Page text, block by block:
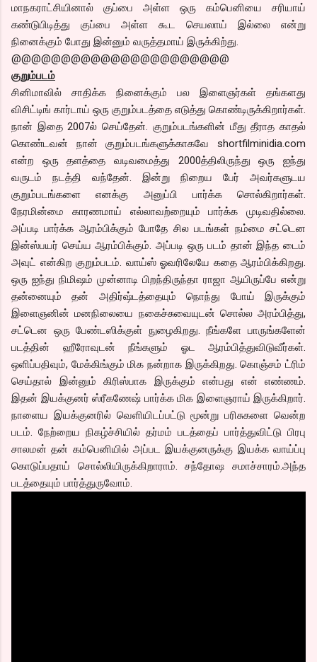
மாநகராட்சியினால் குப்பை அள்ள ஒரு கம்பெனியை சரியாய்
கண்டுபிடித்து குப்பை அள்ள கூட செயலாய் இல்லை என்று
நினைக்கும் போது இன்னும் வருத்தமாய் இருக்கிற்து.
@@@@@@@@@@@@@@@@@@@@@@
குறும்படம்
சினிமாவில் சாதிக்க நினைக்கும் பல இளைஞர்கள் தங்களது
விசிட்டிங் கார்டாய் ஒரு குறும்படத்தை எடுத்து கொண்டிருக்கிறார்கள்.
நான் இதை 2007ல் செய்தேன். குறும்படங்களின் மீது தீராத காதல்
கொண்டவன் நான் குறும்படங்களுக்காகவே shortfilminidia.com
என்ற ஒரு தளத்தை வடிவமைத்து 2000த்திலிருந்து ஒரு ஐந்து
வருடம் நடத்தி வந்தேன். இன்று நிறைய பேர் அவர்களுடய
குறும்படங்களை எனக்கு அனுப்பி பார்க்க சொல்கிறார்கள்.
நேரமின்மை காரணமாய் எல்லாவற்றையும் பார்க்க முடிவதில்லை.
அப்படி பார்க்க ஆரம்பிக்கும் போதே சில படங்கள் நம்மை சட்டென
இன்ஸ்பயர் செய்ய ஆரம்பிக்கும். அப்படி ஒரு படம் தான் இந்த டைம்
அவுட் என்கிற குறும்படம். வாய்ஸ் ஓவரிலேயே கதை ஆரம்பிக்கிறது.
ஒரு ஐந்து நிமிஷம் முன்னாடி பிறந்திருந்தா ராஜா ஆயிருப்பே என்று
தன்னையும் தன் அதிர்ஷ்டத்தையும் நொந்து போய் இருக்கும்
இளைஞனின் மனநிலையை நகைச்சுவையுடன் சொல்ல அரம்பித்து,
சட்டென ஒரு பேண்டஸிக்குள் நுழைகிறது. நீங்களே பாருங்களேன்
படத்தின் ஹீரோவுடன் நீங்களும் ஓட ஆரம்பித்துவிடுவீர்கள்.
ஒளிப்பதிவும், மேக்கிங்கும் மிக நன்றாக இருக்கிறது. கொஞ்சம் ட்ரிம்
செய்தால் இன்னும் கிரிஸ்பாக இருக்கும் என்பது என் எண்ணம்.
இதன் இயக்குனர் ஸ்ரீகணேஷ் பார்க்க மிக இளைஞராய் இருக்கிறார்.
நாளைய இயக்குனரில் வெளியிடப்பட்டு மூன்று பரிசுகளை வென்ற
படம். நேற்றைய நிகழ்ச்சியில் தர்மம் படத்தைப் பார்த்துவிட்டு பிரபு
சாலமன் தன் கம்பெனியில் அப்பட இயக்குனருக்கு இயக்க வாய்ப்பு
கொடுப்பதாய் சொல்லியிருக்கிறாராம். சந்தோஷ சமாச்சாரம்.அந்த
படத்தையும் பார்த்துருவோம்.